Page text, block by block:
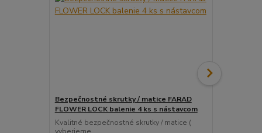
Bezpečnostné skrutky / matice FARAD
FLOWER LOCK balenie 4 ks s nástavcom
Kvalitné bezpečnostné skrutky / matice (